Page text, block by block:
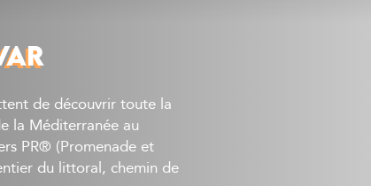
de découvrir toute la
la Méditerranée au
PR® (Promenade et
du littoral, chemin de